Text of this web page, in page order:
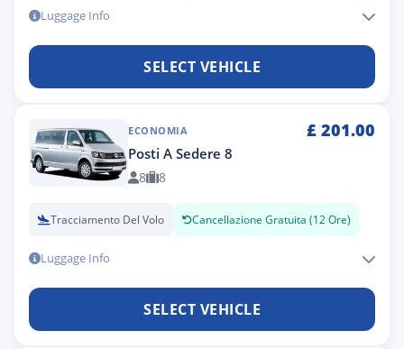
Luggage Info
SELECT VEHICLE
ECONOMIA £ 201.00
Posti A Sedere 8
8 8
Tracciamento Del Volo Cancellazione Gratuita (12 Ore)
Luggage Info
SELECT VEHICLE